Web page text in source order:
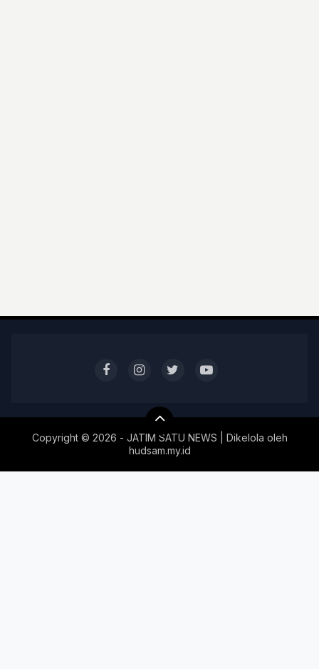
Copyright © 2026 - JATIM SATU NEWS | Dikelola oleh
hudsam.my.id